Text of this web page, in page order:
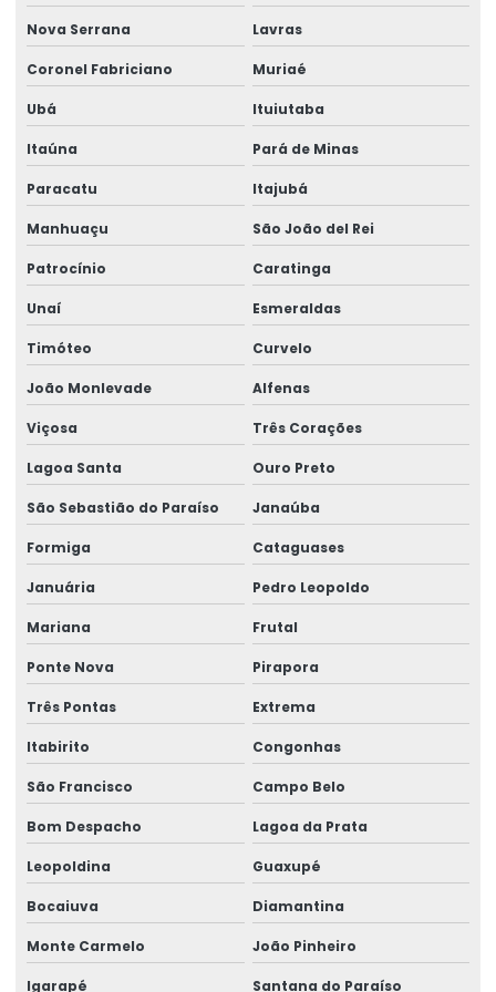
Montagem de barramento blindado
Montagem de caminho de rolamento
Montagem De Equipamentos De Elevação
Montagem De Pontes Rolantes Seguras
Montagem e desmontagem de ponte rolante
Montagem de ponte rolante
Montagem de talha elétrica
Montagem Técnica De Sistemas De Elevação
Motor elétrico para ponte rolante
Movimentação de cargas laner
Movimentação Horizontal Com Trole Elétrico
Painel elétrico para ponte rolante
Painel elétrico para talha
Peças para ponte rolante
Peças para ponte rolante swf
Peças para pontes rolantes de qualquer marca
Peças de reposição para pontes rolantes
Peças de reposição para talhas
Peças sobressalentes multimarcas
Nova Serrana Lavras
Coronel Fabriciano Muriaé
Ubá Ituiutaba
Itaúna Pará de Minas
Paracatu Itajubá
Manhuaçu São João del Rei
Patrocínio Caratinga
Unaí Esmeraldas
Timóteo Curvelo
João Monlevade Alfenas
Viçosa Três Corações
Lagoa Santa Ouro Preto
São Sebastião do Paraíso Janaúba
Formiga Cataguases
Januária Pedro Leopoldo
Mariana Frutal
Ponte Nova Pirapora
Três Pontas Extrema
Itabirito Congonhas
São Francisco Campo Belo
Bom Despacho Lagoa da Prata
Leopoldina Guaxupé
Bocaiuva Diamantina
Monte Carmelo João Pinheiro
Igarapé Santana do Paraíso